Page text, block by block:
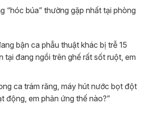
“hóc búa” thường gặp nhất tại phòng
bận ca phẫu thuật khác bị trễ 15
tại đang ngồi trên ghế rất sốt ruột, em
ca trám răng, máy hút nước bọt đột
động, em phản ứng thế nào?”